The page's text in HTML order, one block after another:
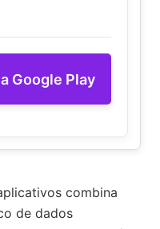
Google Play
combina
de dados